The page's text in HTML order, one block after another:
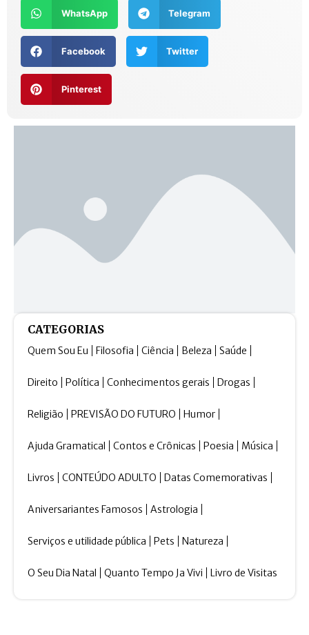
WhatsApp Telegram
Facebook Twitter
Pinterest
CATEGORIAS
Quem Sou Eu Filosofia Ciência Beleza Saúde
Direito Política Conhecimentos gerais Drogas
Religião PREVISÃO DO FUTURO Humor
Ajuda Gramatical Contos e Crônicas Poesia Música
Livros CONTEÚDO ADULTO Datas Comemorativas
Aniversariantes Famosos Astrologia
Serviços e utilidade pública Pets Natureza
O Seu Dia Natal Quanto Tempo Ja Vivi Livro de Visitas